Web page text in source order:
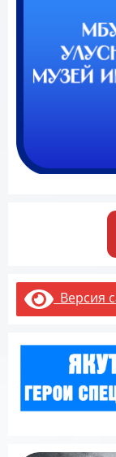
Версия